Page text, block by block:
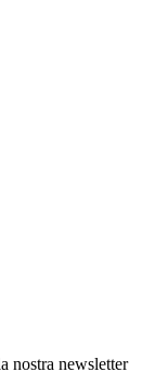
nostra newsletter